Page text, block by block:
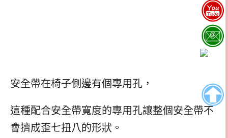
安全帶在椅子側邊有個專用孔，
這種配合安全帶寬度的專用孔讓整個安全帶不
會擠成歪七扭八的形狀。